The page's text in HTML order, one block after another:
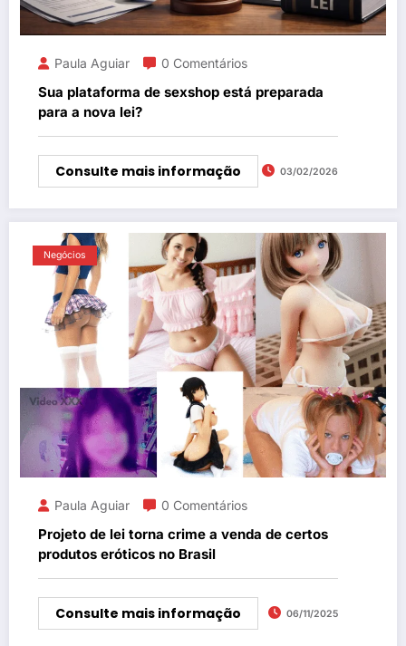
Paula Aguiar 0 Comentários
Sua plataforma de sexshop está preparada
para a nova lei?
Consulte mais informação 03/02/2026
Negócios
Paula Aguiar 0 Comentários
Projeto de lei torna crime a venda de certos
produtos eróticos no Brasil
Consulte mais informação 06/11/2025